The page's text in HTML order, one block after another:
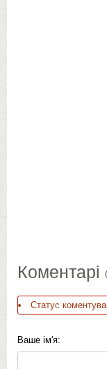
Коментарі
Статус
Ваше ім'я: